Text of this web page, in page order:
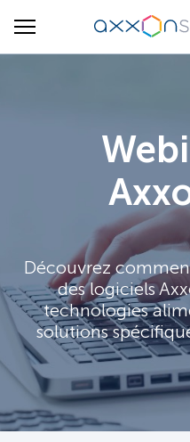
Découvrez
des logiciels
technologies
solutions